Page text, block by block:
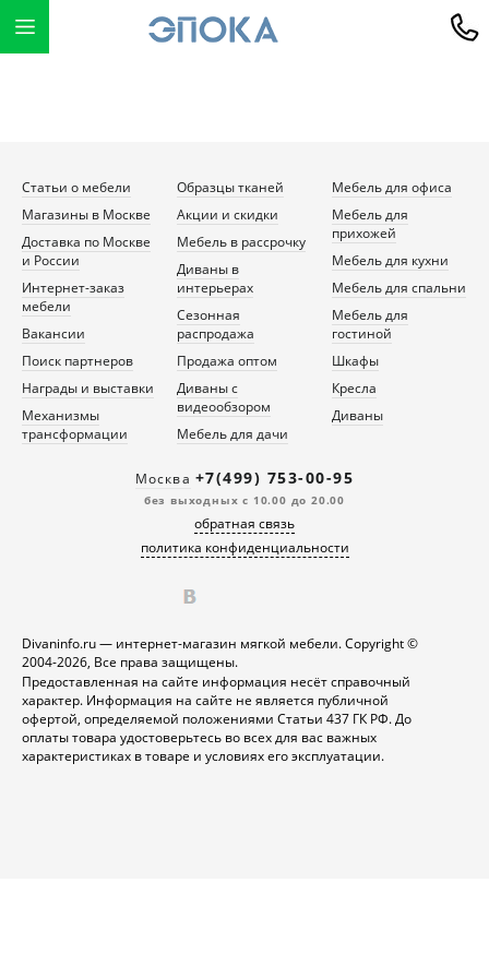
Статьи о мебели
Магазины в Москве
Доставка по Москве
и России
Интернет-заказ
мебели
Вакансии
Поиск партнеров
Награды и выставки
Механизмы
трансформации
Образцы тканей
Акции и скидки
Мебель в рассрочку
Диваны в
интерьерах
Сезонная
распродажа
Продажа оптом
Диваны с
видеообзором
Мебель для дачи
Мебель для офиса
Мебель для
прихожей
Мебель для кухни
Мебель для спальни
Мебель для
гостиной
Шкафы
Кресла
Диваны
Москва +7(499) 753-00-95
без выходных с 10.00 до 20.00
обратная связь
политика конфиденциальности
Divaninfo.ru — интернет-магазин мягкой мебели. Copyright ©
2004-2026, Все права защищены.
Предоставленная на сайте информация несёт справочный
характер. Информация на сайте не является публичной
офертой, определяемой положениями Статьи 437 ГК РФ. До
оплаты товара удостоверьтесь во всех для вас важных
характеристиках в товаре и условиях его эксплуатации.